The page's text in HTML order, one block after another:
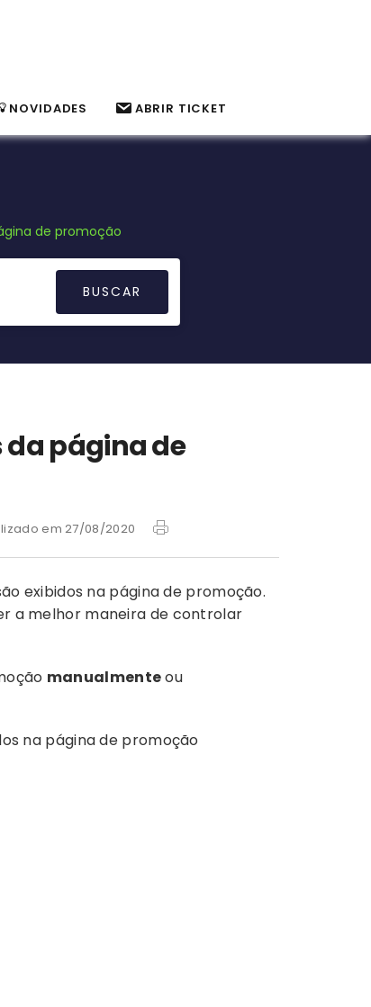
NOVIDADES ABRIR TICKET
de promoção
página de
em 27/08/2020
exibidos na página de promoção.
a melhor maneira de controlar
manualmenteou
na página de promoção